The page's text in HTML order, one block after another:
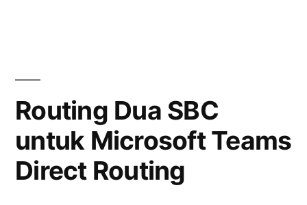
Routing Dua SBC
untuk Microsoft Teams
Direct Routing